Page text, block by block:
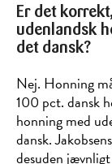
Er det
udenlandsk
det dansk?
Nej. Honning
100 pct. dansk
honning med
dansk.
desuden